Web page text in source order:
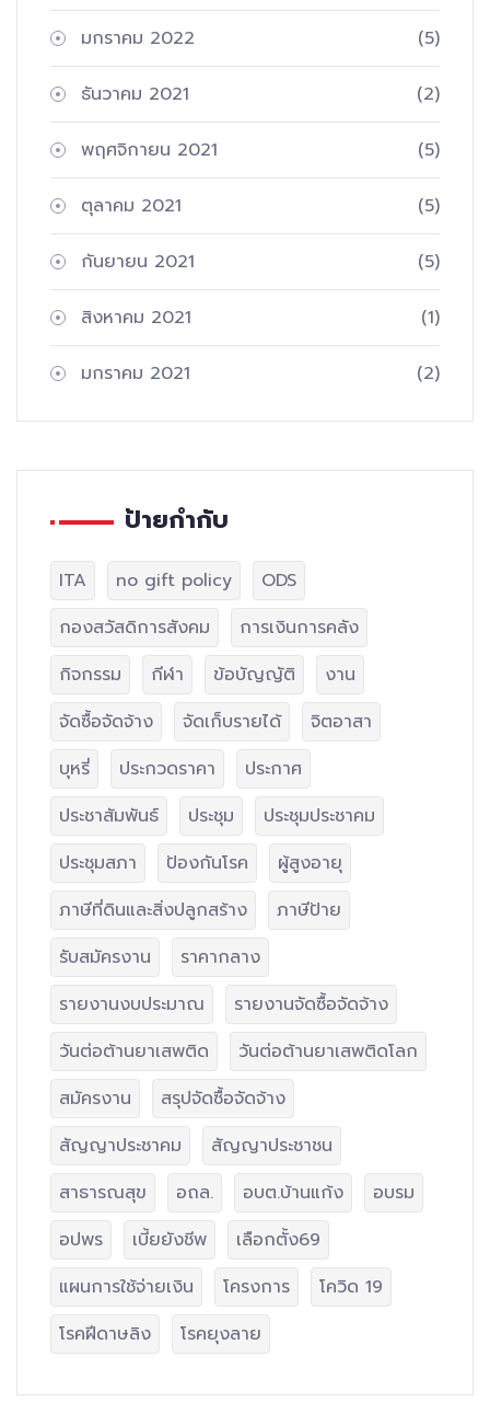
มกราคม 2022 (5)
ธันวาคม 2021 (2)
พฤศจิกายน 2021 (5)
ตุลาคม 2021 (5)
กันยายน 2021 (5)
สิงหาคม 2021 (1)
มกราคม 2021 (2)
ป้ายกำกับ
ITA no gift policy
ODS
กองสวัสดิการสังคม
การเงินการคลัง
กิจกรรม
กีฬา ข้อบัญญัติ
งาน
จัดซื้อจัดจ้าง
จัดเก็บรายได้
จิตอาสา
บุหรี่
ประกวดราคา
ประกาศ
ประชาสัมพันธ์
ประชุม
ประชุมประชาคม
ประชุมสภา
ป้องกันโรค
ผู้สูงอายุ
ภาษีที่ดินและสิ่งปลูกสร้าง
ภาษีป้าย
รับสมัครงาน
ราคากลาง
รายงานงบประมาณ
รายงานจัดซื้อจัดจ้าง
วันต่อต้านยาเสพติด
วันต่อต้านยาเสพติดโลก
สมัครงาน
สรุปจัดซื้อจัดจ้าง
สัญญาประชาคม
สัญญาประชาชน
สาธารณสุข
อถล. อบต.บ้านแก้ง
อบรม
อปพร
เบี้ยยังชีพ
เลือกตั้ง69
แผนการใช้จ่ายเงิน
โครงการ
โควิด 19
โรคฝีดาษลิง
โรคยุงลาย